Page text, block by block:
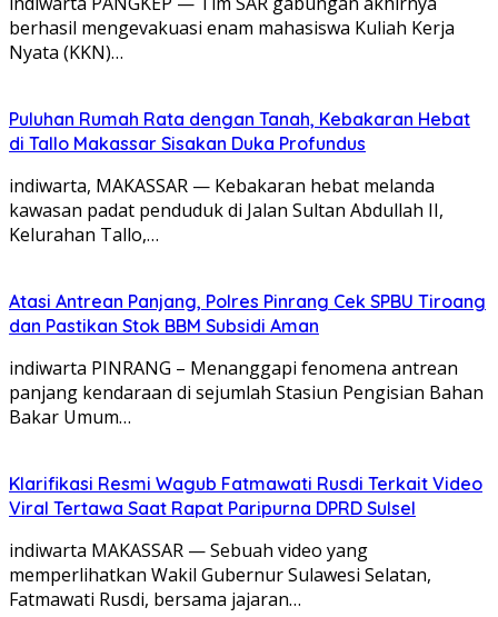
berhasil mengevakuasi enam mahasiswa Kuliah Kerja
Nyata (KKN)…
Puluhan Rumah Rata dengan Tanah, Kebakaran Hebat
di Tallo Makassar Sisakan Duka Profundus
indiwarta, MAKASSAR — Kebakaran hebat melanda
kawasan padat penduduk di Jalan Sultan Abdullah II,
Kelurahan Tallo,…
Atasi Antrean Panjang, Polres Pinrang Cek SPBU Tiroang
dan Pastikan Stok BBM Subsidi Aman
‎indiwarta ​PINRANG – Menanggapi fenomena antrean
panjang kendaraan di sejumlah Stasiun Pengisian Bahan
Bakar Umum…
Klarifikasi Resmi Wagub Fatmawati Rusdi Terkait Video
Viral Tertawa Saat Rapat Paripurna DPRD Sulsel
indiwarta MAKASSAR — Sebuah video yang
memperlihatkan Wakil Gubernur Sulawesi Selatan,
Fatmawati Rusdi, bersama jajaran…